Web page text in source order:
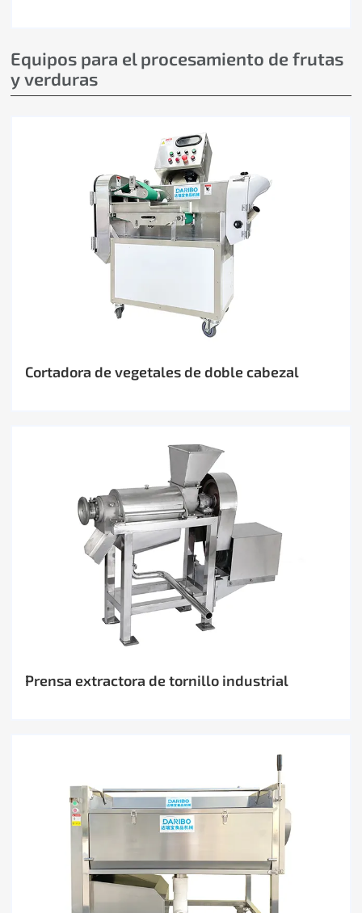
Equipos para el procesamiento de frutas
y verduras
Cortadora de vegetales de doble cabezal
Prensa extractora de tornillo industrial